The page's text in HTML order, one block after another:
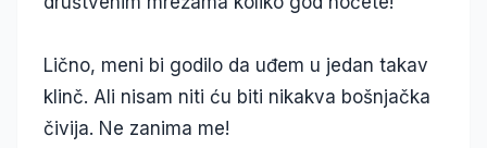
Lično, meni bi godilo da uđem u jedan takav
klinč. Ali nisam niti ću biti nikakva bošnjačka
čivija. Ne zanima me!